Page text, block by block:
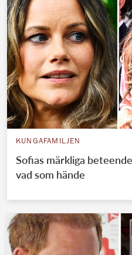
KUNGAFAMILJEN
Sofias märkliga
vad som hände